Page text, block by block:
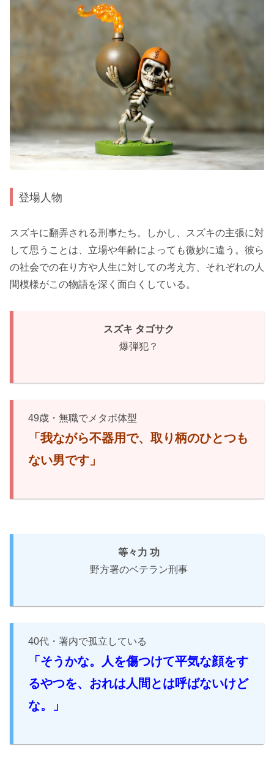
登場人物
スズキに翻弄される刑事たち。しかし、スズキの主張に対
して思うことは、立場や年齢によっても微妙に違う。彼ら
の社会での在り方や人生に対しての考え方、それぞれの人
間模様がこの物語を深く面白くしている。
スズキ タゴサク
爆弾犯？
49歳・無職でメタボ体型
「我ながら不器用で、取り柄のひとつも
ない男です」
等々力 功
野方署のベテラン刑事
40代・署内で孤立している
「そうかな。人を傷つけて平気な顔をす
るやつを、おれは人間とは呼ばないけど
な。」